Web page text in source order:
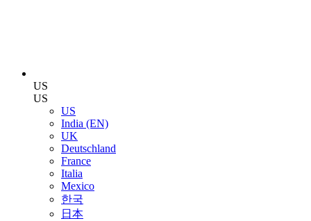
US
US
US
India (EN)
UK
Deutschland
France
Italia
Mexico
한국
日本